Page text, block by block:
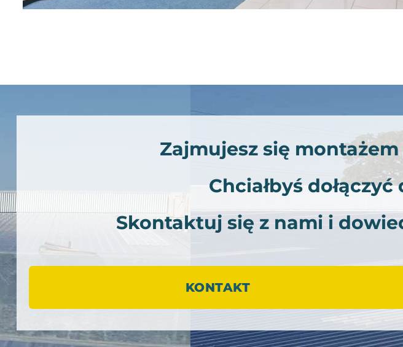
Zajmujesz się
Chciałbyś
Skontaktuj się z nami i
KONTAKT